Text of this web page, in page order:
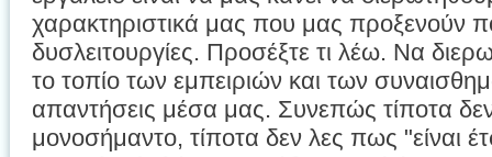
χαρακτηριστικά μας που μας προξενούν
δυσλειτουργίες. Προσέξτε τι λέω. Να
το τοπίο των εμπειριών και των
απαντήσεις μέσα μας. Συνεπώς τίποτα
μονοσήμαντο, τίποτα δεν λες πως "είναι